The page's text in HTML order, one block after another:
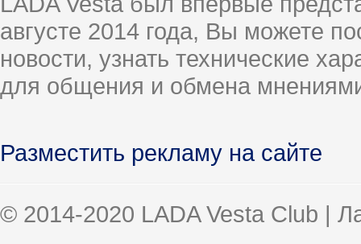
августе 2014 года, Вы можете
новости, узнать технические
для общения и обмена
Разместить рекламу на сайте
© 2014-2020 LADA Vesta Club |